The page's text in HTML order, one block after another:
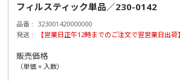
フィルスティック単品／230-0142
品番
323001420000000
発送
【営業日正午12時までのご注文で翌営業日出荷】
販売価格
（単価 × 入数）